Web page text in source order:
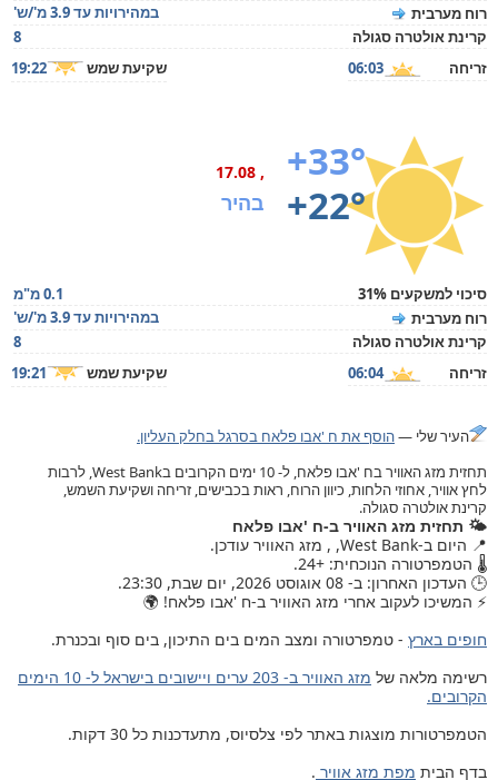
רוח מערבית
במהירויות עד 3.9 מ'/ש'
קרינת אולטרה סגולה
8
זריחה
06:03 שקיעת שמש 19:22
+33°
+22°
, 17.08
בהיר
סיכוי למשקעים 31%
0.1 מ"מ
רוח מערבית
במהירויות עד 3.9 מ'/ש'
קרינת אולטרה סגולה
8
זריחה
06:04 שקיעת שמש 19:21
העיר שלי —הוסף את ח 'אבו פלאח בסרגל בחלק העליון.
תחזית מזג האוויר בח 'אבו פלאח, ל- 10 ימים הקרובים בWest Bank, לרבות
לחץ אוויר, אחוזי הלחות, כיוון הרוח, ראות בכבישים, זריחה ושקיעת השמש,
קרינת אולטרה סגולה.
🌤️ תחזית מזג האוויר ב-ח 'אבו פלאח
📍 היום ב-West Bank, , מזג האוויר עודכן.
🌡️ הטמפרטורה הנוכחית: +24.
🕒 העדכון האחרון: ב- 08 אוגוסט 2026, יום שבת, 23:30.
⚡ המשיכו לעקוב אחרי מזג האוויר ב-ח 'אבו פלאח! 🌍
חופים בארץ - טמפרטורה ומצב המים בים התיכון, בים סוף ובכנרת.
רשימה מלאה של
מזג האוויר ב- 203 ערים ויישובים בישראל ל- 10 הימים
הקרובים.
הטמפרטורות מוצגות באתר לפי צלסיוס, מתעדכנות כל 30 דקות.
בדף הבית מפת מזג אוויר .